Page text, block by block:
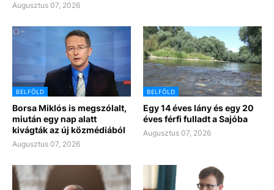
Augusztus 07, 2026
BELFÖLD
Borsa Miklós is megszólalt,
miután egy nap alatt
kivágták az új közmédiából
Augusztus 07, 2026
BELFÖLD
Egy 14 éves lány és egy 20
éves férfi fulladt a Sajóba
Augusztus 07, 2026